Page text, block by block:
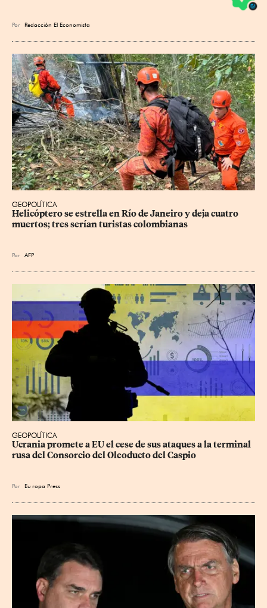
Por Redacción El Economista
GEOPOLÍTICA
Helicóptero se estrella en Río de Janeiro y deja cuatro
muertos; tres serían turistas colombianas
Por AFP
GEOPOLÍTICA
Ucrania promete a EU el cese de sus ataques a la terminal
rusa del Consorcio del Oleoducto del Caspio
Por Eu ropa Press